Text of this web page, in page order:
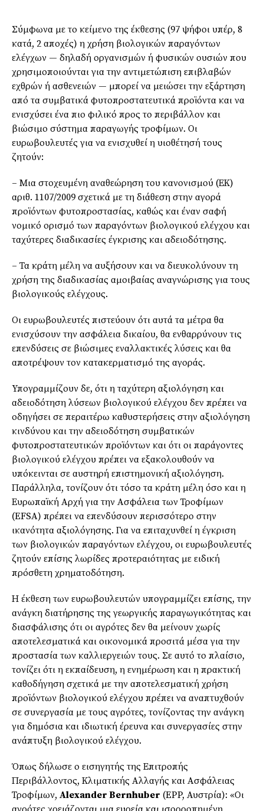
Σύμφωνα με το κείμενο της έκθεσης (97 ψήφοι υπέρ, 8
κατά, 2 αποχές) η χρήση βιολογικών παραγόντων
ελέγχων — δηλαδή οργανισμών ή φυσικών ουσιών που
χρησιμοποιούνται για την αντιμετώπιση επιβλαβών
εχθρών ή ασθενειών — μπορεί να μειώσει την εξάρτηση
από τα συμβατικά φυτοπροστατευτικά προϊόντα και να
ενισχύσει ένα πιο φιλικό προς το περιβάλλον και
βιώσιμο σύστημα παραγωγής τροφίμων. Οι
ευρωβουλευτές για να ενισχυθεί η υιοθέτησή τους
ζητούν:
– Μια στοχευμένη αναθεώρηση του κανονισμού (ΕΚ)
αριθ. 1107/2009 σχετικά με τη διάθεση στην αγορά
προϊόντων φυτοπροστασίας, καθώς και έναν σαφή
νομικό ορισμό των παραγόντων βιολογικού ελέγχου και
ταχύτερες διαδικασίες έγκρισης και αδειοδότησης.
– Τα κράτη μέλη να αυξήσουν και να διευκολύνουν τη
χρήση της διαδικασίας αμοιβαίας αναγνώρισης για τους
βιολογικούς ελέγχους.
Οι ευρωβουλευτές πιστεύουν ότι αυτά τα μέτρα θα
ενισχύσουν την ασφάλεια δικαίου, θα ενθαρρύνουν τις
επενδύσεις σε βιώσιμες εναλλακτικές λύσεις και θα
αποτρέψουν τον κατακερματισμό της αγοράς.
Υπογραμμίζουν δε, ότι η ταχύτερη αξιολόγηση και
αδειοδότηση λύσεων βιολογικού ελέγχου δεν πρέπει να
οδηγήσει σε περαιτέρω καθυστερήσεις στην αξιολόγηση
κινδύνου και την αδειοδότηση συμβατικών
φυτοπροστατευτικών προϊόντων και ότι οι παράγοντες
βιολογικού ελέγχου πρέπει να εξακολουθούν να
υπόκεινται σε αυστηρή επιστημονική αξιολόγηση.
Παράλληλα, τονίζουν ότι τόσο τα κράτη μέλη όσο και η
Ευρωπαϊκή Αρχή για την Ασφάλεια των Τροφίμων
(EFSA) πρέπει να επενδύσουν περισσότερο στην
ικανότητα αξιολόγησης. Για να επιταχυνθεί η έγκριση
των βιολογικών παραγόντων ελέγχου, οι ευρωβουλευτές
ζητούν επίσης λωρίδες προτεραιότητας με ειδική
πρόσθετη χρηματοδότηση.
Η έκθεση των ευρωβουλευτών υπογραμμίζει επίσης, την
ανάγκη διατήρησης της γεωργικής παραγωγικότητας και
διασφάλισης ότι οι αγρότες δεν θα μείνουν χωρίς
αποτελεσματικά και οικονομικά προσιτά μέσα για την
προστασία των καλλιεργειών τους. Σε αυτό το πλαίσιο,
τονίζει ότι η εκπαίδευση, η ενημέρωση και η πρακτική
καθοδήγηση σχετικά με την αποτελεσματική χρήση
προϊόντων βιολογικού ελέγχου πρέπει να αναπτυχθούν
σε συνεργασία με τους αγρότες, τονίζοντας την ανάγκη
για δημόσια και ιδιωτική έρευνα και συνεργασίες στην
ανάπτυξη βιολογικού ελέγχου.
Όπως δήλωσε ο εισηγητής της Επιτροπής
Περιβάλλοντος, Κλιματικής Αλλαγής και Ασφάλειας
Τροφίμων, Alexander Bernhuber (EPP, Αυστρία): «Οι